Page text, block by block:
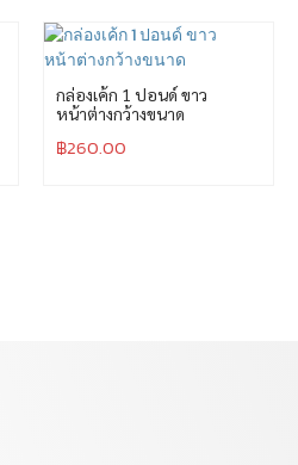
กล่องเค้ก 1 ปอนด์ ขาว
หน้าต่างกว้างขนาด
฿260.00